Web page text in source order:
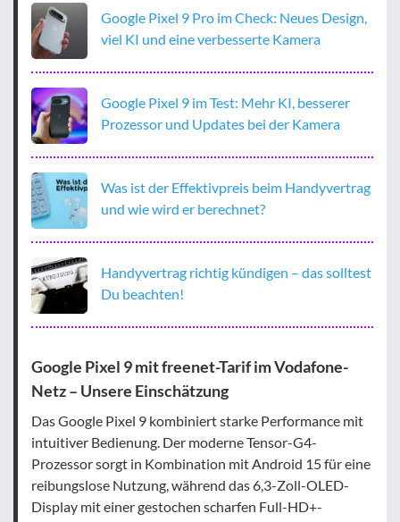
Google Pixel 9 Pro im Check: Neues Design,
viel KI und eine verbesserte Kamera
Google Pixel 9 im Test: Mehr KI, besserer
Prozessor und Updates bei der Kamera
Was ist der Effektivpreis beim Handyvertrag
und wie wird er berechnet?
Handyvertrag richtig kündigen – das solltest
Du beachten!
Google Pixel 9 mit freenet-Tarif im Vodafone-
Netz – Unsere Einschätzung
Das Google Pixel 9 kombiniert starke Performance mit
intuitiver Bedienung. Der moderne Tensor-G4-
Prozessor sorgt in Kombination mit Android 15 für eine
reibungslose Nutzung, während das 6,3-Zoll-OLED-
Display mit einer gestochen scharfen Full-HD+-